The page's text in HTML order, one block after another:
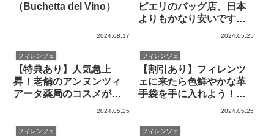
（Buchetta del Vino）
2024.08.17
ピエリのバッグ店、日本
よりもかなり安いです。
2024.05.25
フィレンツェ
【特典あり】人気急上
昇！老舗のアンヌンツィ
アータ薬局のコスメが魅
2024.05.25
フィレンツェ
【割引あり】フィレンツ
ェに来たら色鮮やかな革
手袋を手に入れよう！老
2024.05.25
フィレンツェ フィレンツェ